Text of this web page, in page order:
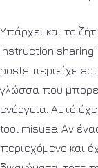
Υπάρχει και το
instruction
posts περιείχε
γλώσσα που
ενέργεια. Αυτό
tool misuse. Αν
περιεχόμενο και